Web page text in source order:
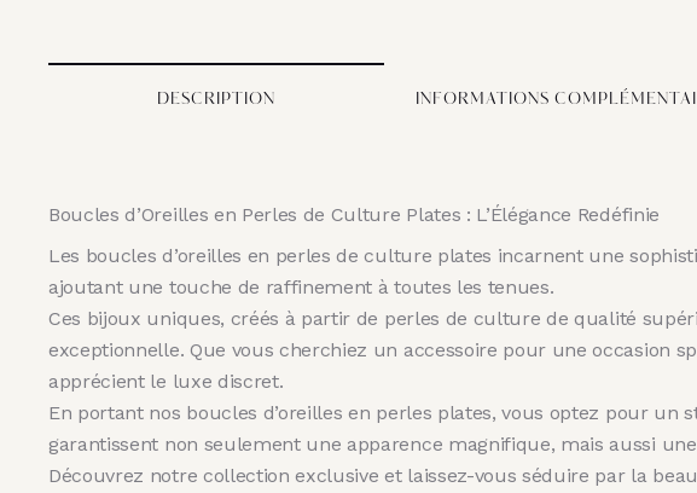
DESCRIPTION INFORMATIONS
Boucles d’Oreilles en Perles de Culture Plates : L’Élégance Redéfinie
Les boucles d’oreilles en perles de culture plates incarnent une
ajoutant une touche de raffinement à toutes les tenues.
Ces bijoux uniques, créés à partir de perles de culture de qualité
exceptionnelle. Que vous cherchiez un accessoire pour une occasion
apprécient le luxe discret.
En portant nos boucles d’oreilles en perles plates, vous optez pour
garantissent non seulement une apparence magnifique, mais aussi
Découvrez notre collection exclusive et laissez-vous séduire par la